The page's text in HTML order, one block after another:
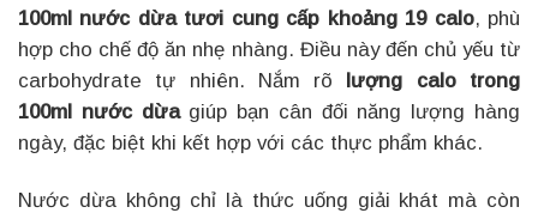
100ml nước dừa tươi cung cấp khoảng 19 calo, phù
hợp cho chế độ ăn nhẹ nhàng. Điều này đến chủ yếu từ
carbohydrate tự nhiên. Nắm rõ lượng calo trong
100ml nước dừagiúp bạn cân đối năng lượng hàng
ngày, đặc biệt khi kết hợp với các thực phẩm khác.
Nước dừa không chỉ là thức uống giải khát mà còn